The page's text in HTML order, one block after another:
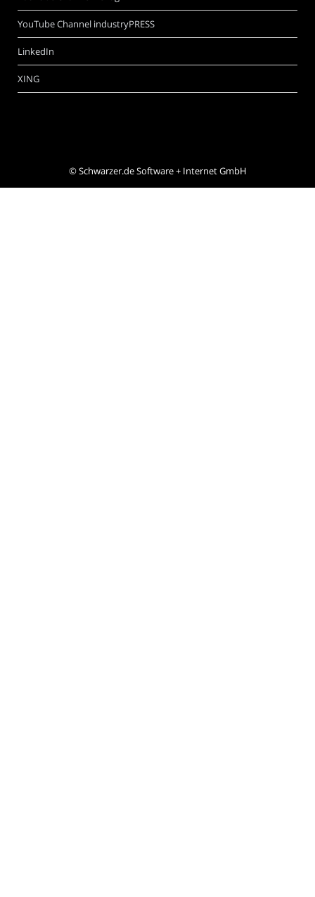
YouTube Channel industryPRESS
LinkedIn
XING
©Schwarzer.de Software + Internet GmbH